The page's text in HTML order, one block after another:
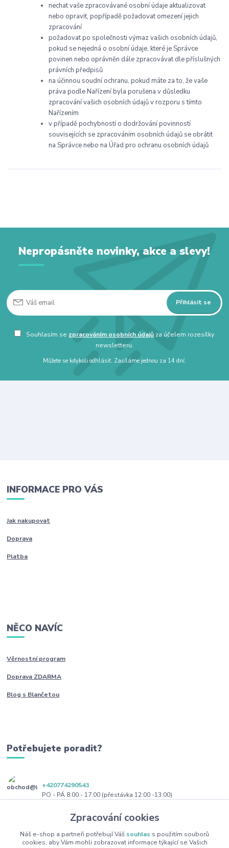
nechat vaše zpracovávané osobní údaje aktualizovat
nebo opravit, popřípadě požadovat omezení jejich
zpracování
požadovat po společnosti výmaz vašich osobních údajů,
pokud se nejedná o osobní údaje, které je Správce
povinen nebo oprávněn dále zpracovávat dle příslušných
právních předpisů
na účinnou soudní ochranu, pokud máte za to, že vaše
práva podle Nařízení byla porušena v důsledku
zpracování vašich osobních údajů v rozporu s tímto
Nařízením
v případě pochybností o dodržování povinností
souvisejících se zpracováním osobních údajů se obrátit
na Správce nebo na Úřad pro ochranu osobních údajů
Nepropásněte novinky, akce a slevy!
Přihlásit se
Souhlasím se zpracováním osobních údajů za účelem rozesílky
newsletteru.
Můžete se kdykoli odhlásit. Zasíláme jednou za 14 dní.
INFORMACE PRO VÁS
Jak nakupovat
Doprava
Platba
NĚCO NAVÍC
Věrnostní program
Doprava ZDARMA
Blog s Blančetou
Potřebujete poradit?
+420774290543
PO - PÁ 8:00 - 17:00 (přestávka 12:00 -13:00)
obchod@blanceta.czZpracování cookies
Náš e-shop a partneři potřebují Váš souhlas s použitím souborů
cookies, aby Vám mohli zobrazovat informace týkající se Vašich